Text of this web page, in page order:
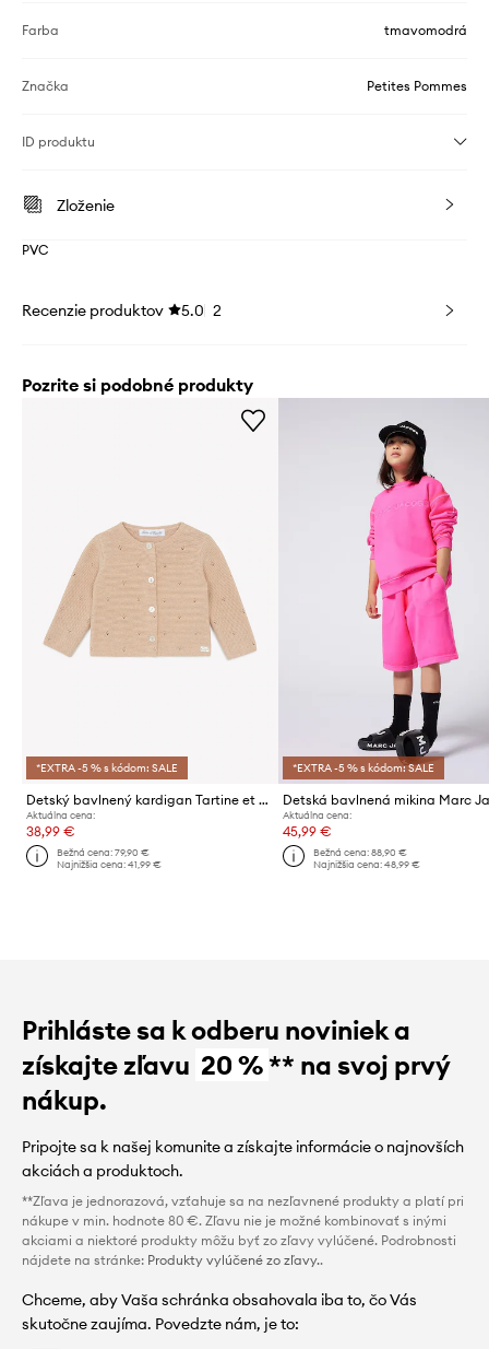
Farba tmavomodrá
Značka Petites Pommes
ID produktu
Zloženie
PVC
Recenzie produktov 5.0 2
Pozrite si podobné produkty
*EXTRA -5 % s kódom: SALE
Detský bavlnený kardigan Tartine et Chocolat
Aktuálna cena:
38,99 €
Bežná cena:79,90 €
Najnižšia cena:41,99 €
*EXTRA -5 % s kódom: SALE
Detská bavlnená mikina Marc
Aktuálna cena:
45,99 €
Bežná cena: 88,90 €
Najnižšia cena: 48,99 €
Prihláste sa k odberu noviniek a
získajte zľavu 20 %** na svoj prvý
nákup.
Pripojte sa k našej komunite a získajte informácie o najnovších
akciách a produktoch.
**Zľava je jednorazová, vzťahuje sa na nezľavnené produkty a platí pri
nákupe v min. hodnote 80 €. Zľavu nie je možné kombinovať s inými
akciami a niektoré produkty môžu byť zo zľavy vylúčené. Podrobnosti
nájdete na stránke: Produkty vylúčené zo zľavy..
Chceme, aby Vaša schránka obsahovala iba to, čo Vás
skutočne zaujíma. Povedzte nám, je to: